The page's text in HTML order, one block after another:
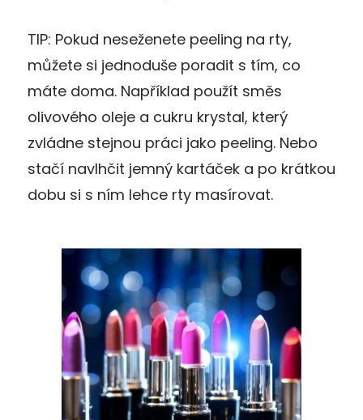
TIP: Pokud neseženete peeling na rty,
můžete si jednoduše poradit s tím, co
máte doma. Například použít směs
olivového oleje a cukru krystal, který
zvládne stejnou práci jako peeling. Nebo
stačí navlhčit jemný kartáček a po krátkou
dobu si s ním lehce rty masírovat.